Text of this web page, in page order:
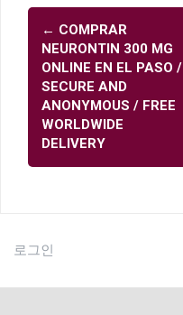
글
내
비
게
이
션
← COMPRAR
NEURONTIN 300 MG
ONLINE EN EL PASO /
SECURE AND
ANONYMOUS / FREE
WORLDWIDE
DELIVERY
로그인